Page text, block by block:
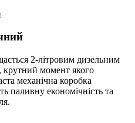
2-літровим дизельним
момент якого
механічна коробка
паливну економічність та